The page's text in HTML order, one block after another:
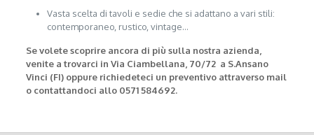
Vasta scelta di tavoli e sedie che si adattano a vari stili:
contemporaneo, rustico, vintage…
Se volete scoprire ancora di più sulla nostra azienda,
venite a trovarci in Via Ciambellana, 70/72 a S.Ansano
Vinci (FI) oppure richiedeteci un preventivo attraverso mail
o contattandoci allo 0571 584692.